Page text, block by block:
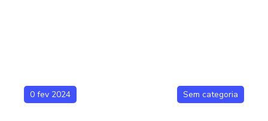
0 fev 2024 Sem categoria